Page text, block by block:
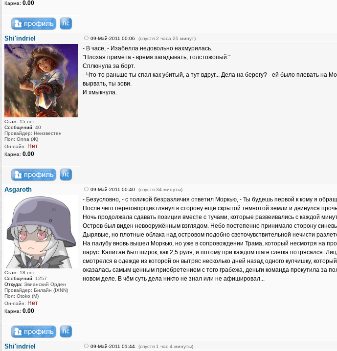
Карма: 0.00
Shi'indriel
Стаж: 15 лет
Сообщений: 40
Провайдер: Неизвестен
Пол: Onna (Ж)
Он-лайн: Нет
Карма: 0.00
09-Май-2011 00:06 (спустя 2 часа 25 минут)
- В часе, - Изабелла недовольно нахмурилась.
"Плохая примета - время загадывать, толстожопый."
Сплюнула за борт.
- Что-то раньше ты спал как убитый, а тут вдруг... Дела на берегу? - ей было плевать на
вырвать, ты зови.
И хмыкнула.
Asgaroth
Стаж: 18 лет
Сообщений: 1257
Откуда: Эвианский Орден
Провайдер: Билайн (IXNN)
Пол: Otoko (M)
Он-лайн: Нет
Карма: 0.00
09-Май-2011 00:40 (спустя 34 минуты)
- Безусловно, - с толикой безразличия ответил Моркью, - Ты будешь первой к кому я
После чего переговорщик глянул в сторону ещё скрытой темнотой земли и двинулся
Ночь продолжала сдавать позиции вместе с тучами, которые развеивались с каждой
Остров был виден невооружённым взглядом. Небо постепенно принимало сторону
Дырявые, но плотные облака над островом подобно светочувствительной нечисти
На палубу вновь вышел Моркью, но уже в сопровождении Трама, который несмотря на
парус. Капитан был широк, как 2,5 руля, и потому при каждом шаге слегка потрясался.
смотрелся в одежде из которой он вытряс несколько дней назад одного купчишку,
оказалась самым ценным приобретением с того грабежа, деньги команда прокутила за
новом деле. В чём суть дела никто не знал или не афишировал...
Shi'indriel 09-Май-2011 01:44 (спустя 1 час 4 минуты)